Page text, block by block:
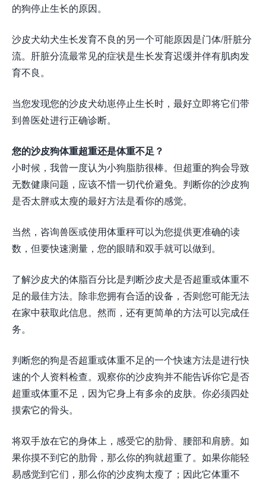
的狗停止生长的原因。
沙皮犬幼犬生长发育不良的另一个可能原因是门体/肝脏分
流。肝脏分流最常见的症状是生长发育迟缓并伴有肌肉发
育不良。
当您发现您的沙皮犬幼崽停止生长时，最好立即将它们带
到兽医处进行正确诊断。
您的沙皮狗体重超重还是体重不足？
小时候，我曾一度认为小狗脂肪很棒。但超重的狗会导致
无数健康问题，应该不惜一切代价避免。判断你的沙皮狗
是否太胖或太瘦的最好方法是看你的感觉。
当然，咨询兽医或使用体重秤可以为您提供更准确的读
数，但要快速测量，您的眼睛和双手就可以做到。
了解沙皮犬的体脂百分比是判断沙皮犬是否超重或体重不
足的最佳方法。除非您拥有合适的设备，否则您可能无法
在家中获取此信息。然而，还有更简单的方法可以完成任
务。
判断您的狗是否超重或体重不足的一个快速方法是进行快
速的个人资料检查。观察你的沙皮狗并不能告诉你它是否
超重或体重不足，因为它身上有多余的皮肤。你必须四处
摸索它的骨头。
将双手放在它的身体上，感受它的肋骨、腰部和肩膀。如
果你摸不到它的肋骨，那么你的狗就超重了。如果你能轻
易感觉到它们，那么你的沙皮狗太瘦了；因此它体重不